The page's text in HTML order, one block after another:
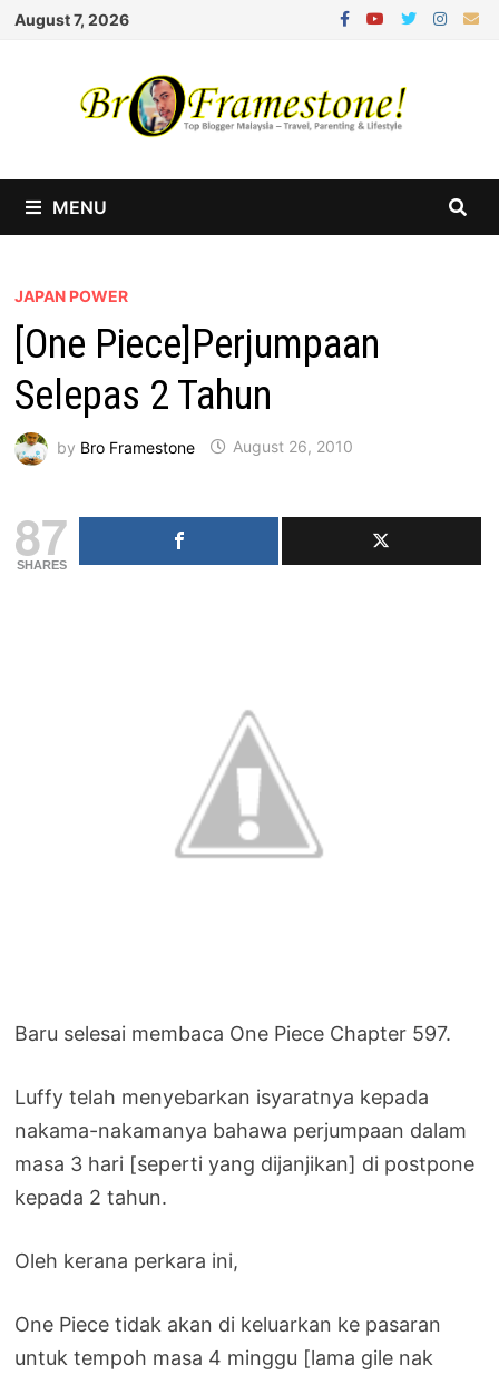
Skip
August 7, 2026
MENU
JAPAN POWER
[One Piece]Perjumpaan
Selepas 2 Tahun
by Bro Framestone August 26, 2010
87
SHARES
Baru selesai membaca One Piece Chapter 597.
Luffy telah menyebarkan isyaratnya kepada
nakama-nakamanya bahawa perjumpaan dalam
masa 3 hari [seperti yang dijanjikan] di postpone
kepada 2 tahun.
Oleh kerana perkara ini,
One Piece tidak akan di keluarkan ke pasaran
untuk tempoh masa 4 minggu [lama gile nak